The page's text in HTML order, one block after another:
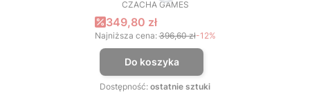
PRODUCENT
CZACHA GAMES
Cena promocyjna
349,80 zł
Najniższa cena: 396,60 zł-12%
Do koszyka
Dostępność: ostatnie sztuki